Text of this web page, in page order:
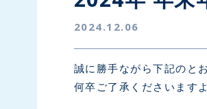
2024.12.06
誠に勝手ながら下記のと
何卒ご了承くださいます